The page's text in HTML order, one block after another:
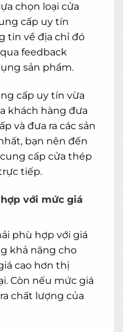
chọn loại cửa
cấp uy tín
tin về địa chỉ đó
feedback
sản phẩm.
cấp uy tín vừa
khách hàng đưa
và đưa ra các sản
bạn nên đến
cấp cửa thép
tiếp.
với mức giá
phù hợp với giá
khả năng cho
cao hơn thị
Còn nếu mức giá
chất lượng của